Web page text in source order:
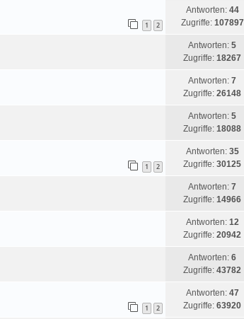
1 2
Antworten: 44
Zugriffe: 107897
Antworten: 5
Zugriffe: 18267
Antworten: 7
Zugriffe: 26148
Antworten: 5
Zugriffe: 18088
1 2
Antworten: 35
Zugriffe: 30125
Antworten: 7
Zugriffe: 14966
Antworten: 12
Zugriffe: 20942
Antworten: 6
Zugriffe: 43782
1 2
Antworten: 47
Zugriffe: 63920